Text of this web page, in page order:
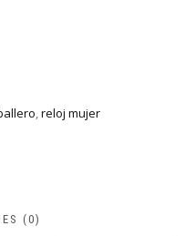
,reloj mujer
(0)